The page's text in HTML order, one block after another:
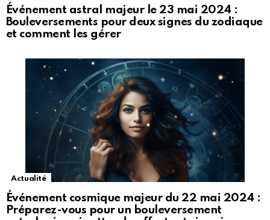
Événement astral majeur le 23 mai 2024 :
Bouleversements pour deux signes du zodiaque
et comment les gérer
Actualité
Événement cosmique majeur du 22 mai 2024 :
Préparez-vous pour un bouleversement